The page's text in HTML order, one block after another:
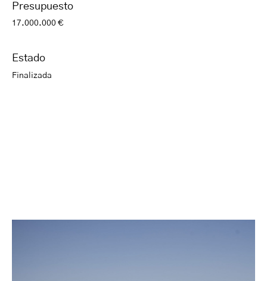
Presupuesto
17.000.000 €
Estado
Finalizada